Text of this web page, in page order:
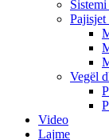
Vegël
Video
Lajme